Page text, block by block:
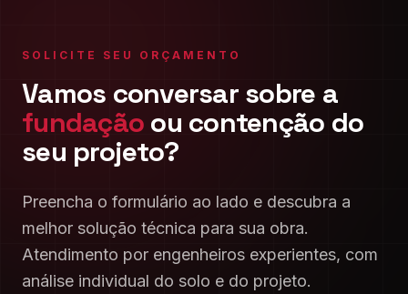
SOLICITE SEU ORÇAMENTO
Vamos conversar sobre a
fundação ou contenção do
seu projeto?
Preencha o formulário ao lado e descubra a
melhor solução técnica para sua obra.
Atendimento por engenheiros experientes, com
análise individual do solo e do projeto.